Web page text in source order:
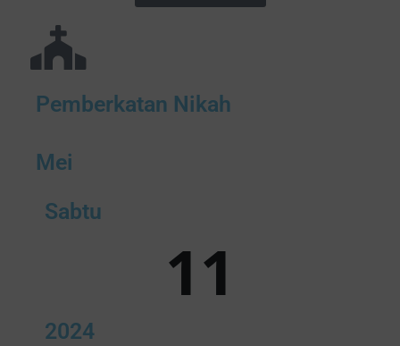
Pemberkatan Nikah
Mei
Sabtu
11
2024